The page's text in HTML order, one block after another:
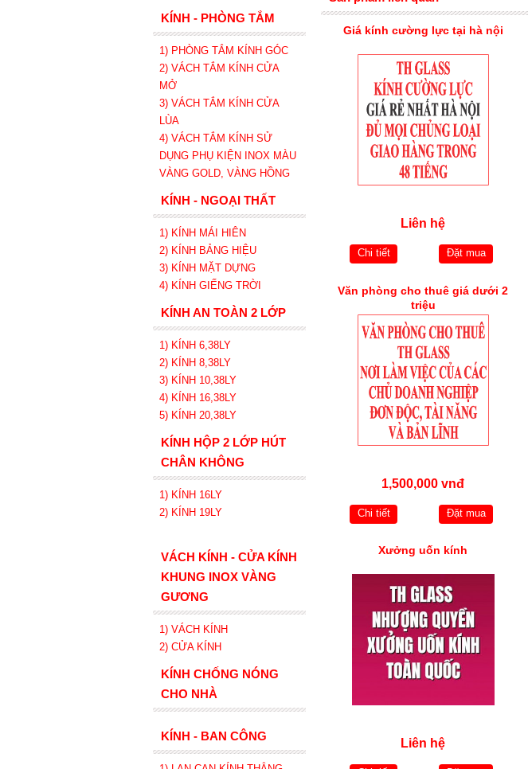
Giá kính cường lực tại hà nội
Liên hệ
Chi tiết Đặt mua
Văn phòng cho thuê giá dưới 2
triệu
1,500,000 vnđ
Chi tiết Đặt mua
Xưởng uốn kính
Liên hệ
KÍNH - PHÒNG TẮM
1) PHÒNG TẮM KÍNH GÓC
2) VÁCH TẮM KÍNH CỬA
MỞ
3) VÁCH TẮM KÍNH CỬA
LÙA
4) VÁCH TẮM KÍNH SỬ
DỤNG PHỤ KIỆN INOX MÀU
VÀNG GOLD, VÀNG HỒNG
KÍNH - NGOẠI THẤT
1) KÍNH MÁI HIÊN
2) KÍNH BẢNG HIỆU
3) KÍNH MẶT DỰNG
4) KÍNH GIẾNG TRỜI
KÍNH AN TOÀN 2 LỚP
1) KÍNH 6,38LY
2) KÍNH 8,38LY
3) KÍNH 10,38LY
4) KÍNH 16,38LY
5) KÍNH 20,38LY
KÍNH HỘP 2 LỚP HÚT
CHÂN KHÔNG
1) KÍNH 16LY
2) KÍNH 19LY
VÁCH KÍNH - CỬA KÍNH
KHUNG INOX VÀNG
GƯƠNG
1) VÁCH KÍNH
2) CỬA KÍNH
KÍNH CHỐNG NÓNG
CHO NHÀ
KÍNH - BAN CÔNG